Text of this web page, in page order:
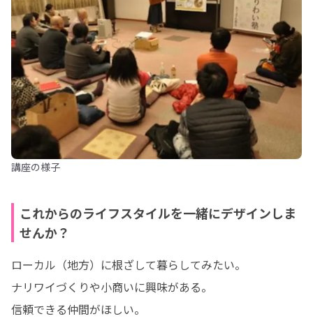
講座の様子
これからのライフスタイルを一緒にデザインしま
せんか？
ローカル（地方）に根ざして暮らしてみたい。
ナリワイづくりや小商いに興味がある。
信頼できる仲間がほしい。